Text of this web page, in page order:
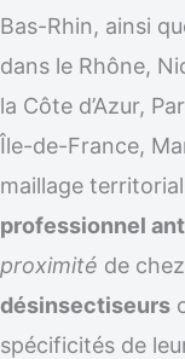
Bas-Rhin, ainsi
dans le Rhône,
la Côte d’Azur,
Île-de-France,
maillage
professionnel
proximité de
désinsectiseurs
spécificités de